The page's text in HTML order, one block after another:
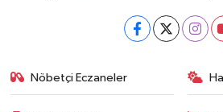
Nöbetçi Eczaneler